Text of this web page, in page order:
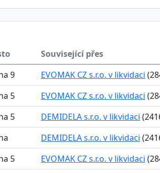
Související přes
9 EVOMAK CZ s.r.o. v likvidaci
5 EVOMAK CZ s.r.o. v likvidaci
5 DEMIDELA s.r.o. v likvidaci
DEMIDELA s.r.o. v likvidaci
5 EVOMAK CZ s.r.o. v likvidaci